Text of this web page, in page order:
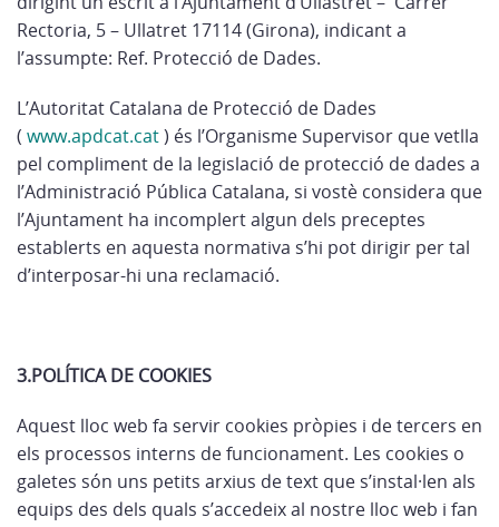
Rectoria, 5 – Ullatret 17114(Girona), indicant a
l’assumpte: Ref. Protecció de Dades.
L’Autoritat Catalana de Protecció de Dades
( www.apdcat.cat) és l’Organisme Supervisor que vetlla
pel compliment de la legislació de protecció de dades a
l’Administració Pública Catalana, si vostè considera que
l’Ajuntament ha incomplert algun dels preceptes
establerts en aquesta normativa s’hi pot dirigir per tal
d’interposar-hi una reclamació.
3.POLÍTICA DE COOKIES
Aquest lloc web fa servir cookies pròpies i de tercers en
els processos interns de funcionament. Les cookies o
galetes són uns petits arxius de text que s’instal·len als
equips des dels quals s’accedeix al nostre lloc web i fan